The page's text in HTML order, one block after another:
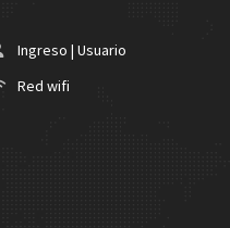
Ingreso | Usuario
Red wifi